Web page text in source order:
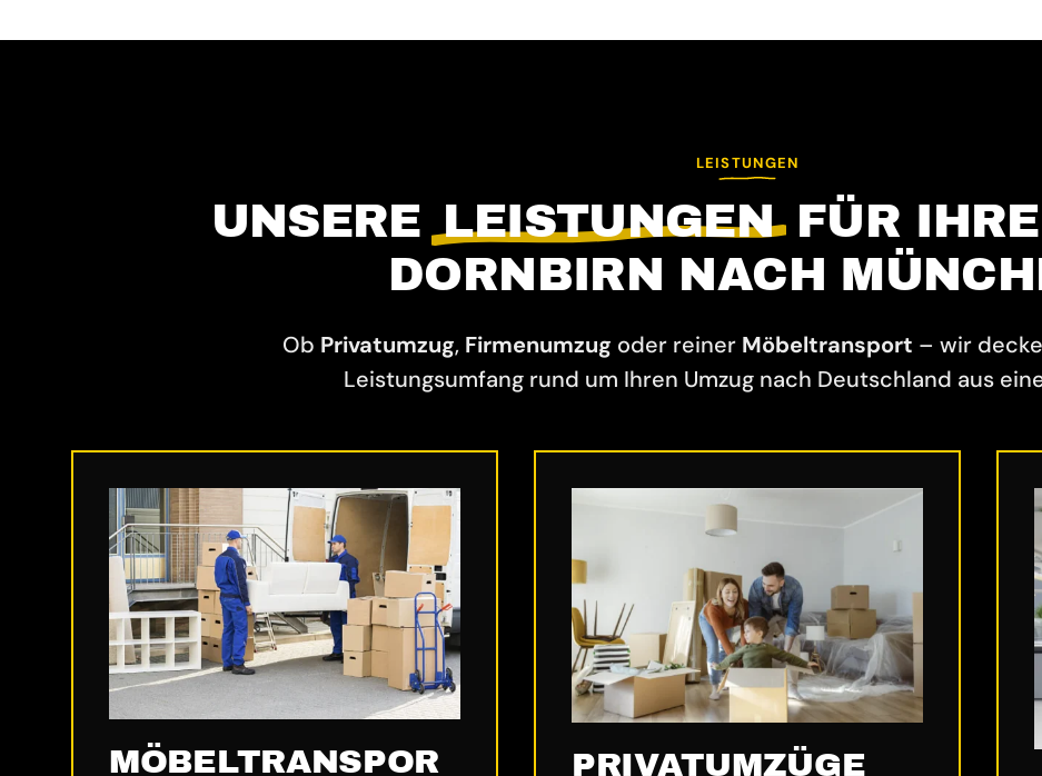
LEISTUNGEN
UNSERELEISTUNGENFÜR
DORNBIRN NACH
Ob Privatumzug, Firmenumzug oder reiner Möbeltransport – wir
Leistungsumfang rund um Ihren Umzug nach Deutschland aus
MÖBELTRANSPOR
PRIVATUMZÜGE